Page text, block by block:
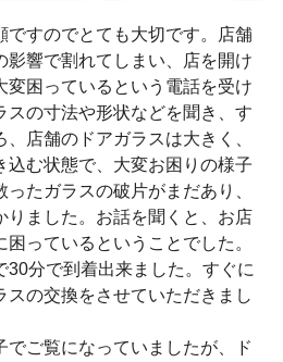
ですのでとても大切です。店舗
影響で割れてしまい、店を開け
変困っているという電話を受け
スの寸法や形状などを聞き、す
店舗のドアガラスは大きく、
込む状態で、大変お困りの様子
たガラスの破片がまだあり、
りました。お話を聞くと、お店
っているということでした。
30分で到着出来ました。すぐに
スの交換をさせていただきまし
でご覧になっていましたが、ド